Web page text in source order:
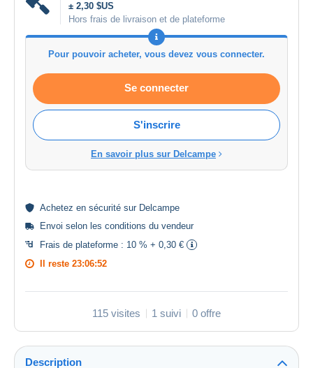
± 2,30 $US
Hors frais de livraison et de plateforme
Pour pouvoir acheter, vous devez vous connecter.
Se connecter
S'inscrire
En savoir plus sur Delcampe
Achetez en sécurité sur Delcampe
Envoi selon les conditions du vendeur
Frais de plateforme : 10 % + 0,30 €
Il reste 23:06:51
115 visites 1 suivi 0 offre
Description